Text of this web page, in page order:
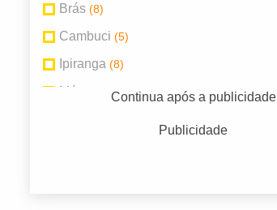
Brás (8)
Cambuci (5)
Ipiranga (8)
Móoca (14)Continua após a publicidade
Publicidade